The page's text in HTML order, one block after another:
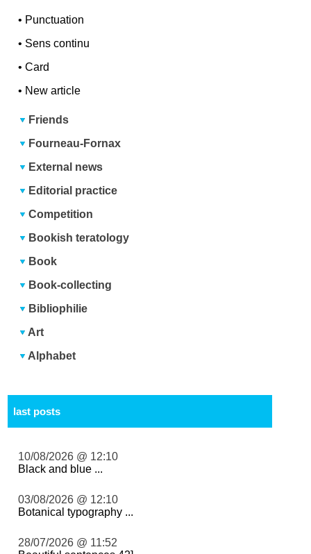
• Punctuation
• Sens continu
•Card
• New article
Friends
Fourneau-Fornax
External news
Editorial practice
Competition
Bookish teratology
Book
Book-collecting
Bibliophilie
Art
Alphabet
last posts
10/08/2026 @ 12:10
Black and blue ...
03/08/2026 @ 12:10
Botanical typography ...
28/07/2026 @ 11:52